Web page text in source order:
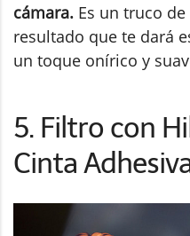
cámara. Es un truco
resultado que te dará
un toque onírico y
5. Filtro con
Cinta